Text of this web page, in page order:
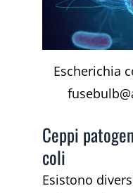
Escherichia
Ceppi
coli
Esistono